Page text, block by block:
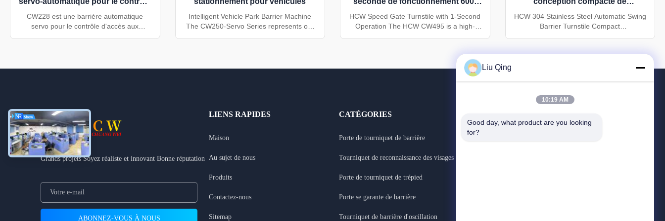
d'accès au parking
CW228 est une barrière automatique
servo pour le contrôle d'accès aux
Intelligent Vehicle Park Barrier Machine
The CW250-Servo Series represents our
1000 mm de largeur de canal et 5
millions de cycles de vie
HCW Speed Gate Turnstile with 1-Second
Operation The HCW CW495 is a high-
environments, featuring a quick swing
barrier turnstile mechanism that delivers
rapid 1-second operation for efficient
1400*130*965mm, et garantie d'un
an pour un contrôle d'accès
sécurisé
HCW 304 Stainless Steel Automatic Swing
Barrier Turnstile Compact
Overview The HCW CW429 is a premium
and ...
Grands projets Soyez réaliste et innovant Bonne réputation
LIENS RAPIDES
Maison
Au sujet de nous
Produits
Contactez-nous
Sitemap
CATÉGORIES
Porte de tourniquet de barrière
Tourniquet de reconnaissance des visages
Porte de tourniquet de trépied
Porte se garante de barrière
Tourniquet de barrière d'oscillation
Liu Qing
10:19 AM
Good day, what product are you looking
for?